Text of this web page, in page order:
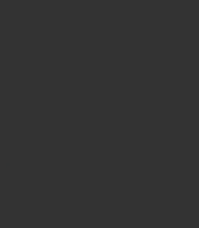
ODETTE BLOOMER